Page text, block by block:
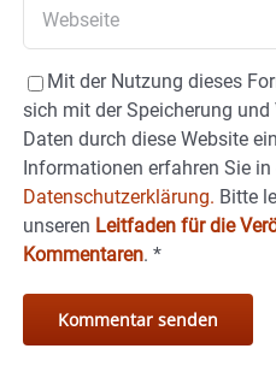
Mit der Nutzung dieses
sich mit der Speicherung und
Daten durch diese Website
Informationen erfahren Sie in
Datenschutzerklärung. Bitte
unseren Leitfaden für die
Kommentaren. *